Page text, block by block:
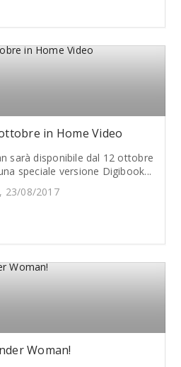
in Home Video
sarà disponibile dal 12 ottobre
speciale versione Digibook...
23/08/2017
Woman!